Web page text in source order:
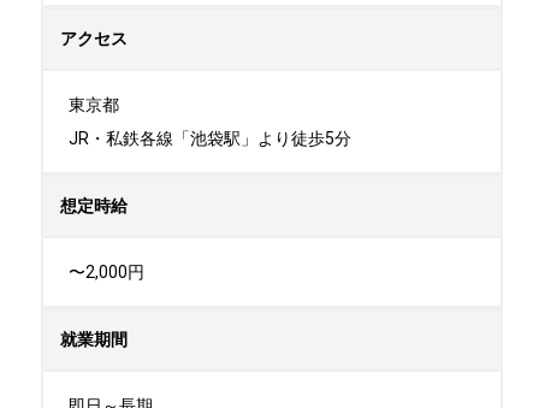
アクセス
東京都
JR・私鉄各線「池袋駅」より徒歩5分
想定時給
〜2,000円
就業期間